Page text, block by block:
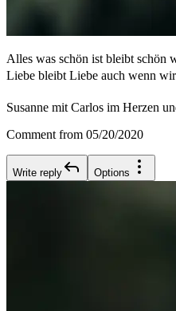
Alles was schön ist bleibt schön
Liebe bleibt Liebe auch wenn
Susanne mit Carlos im Herzen
Comment from 05/20/2020
Write reply Options